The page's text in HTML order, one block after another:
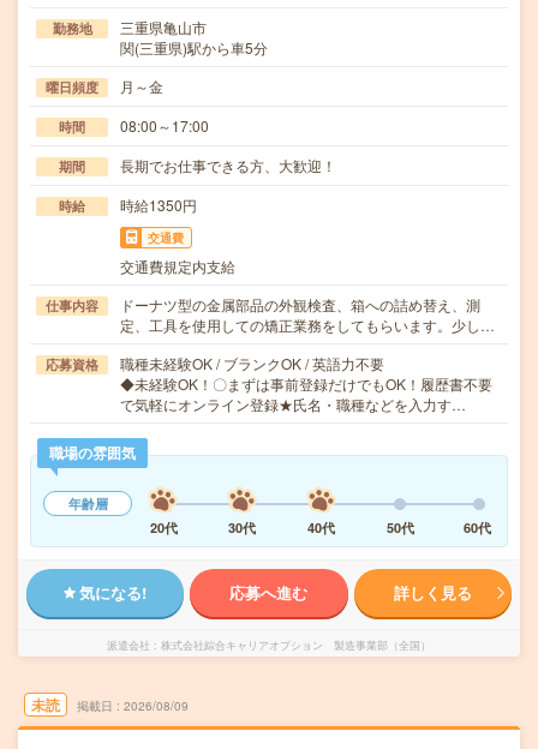
勤務地
三重県亀山市
関(三重県)駅から車5分
曜日頻度 月～金
時間 08:00～17:00
期間 長期でお仕事できる方、大歓迎！
時給 時給1350円
交通費
交通費規定内支給
仕事内容
ドーナツ型の金属部品の外観検査、箱への詰め替え、測
定、工具を使用しての矯正業務をしてもらいます。少し…
応募資格
職種未経験OK / ブランクOK / 英語力不要
◆未経験OK！〇まずは事前登録だけでもOK！履歴書不要
で気軽にオンライン登録★氏名・職種などを入力す…
職場の雰囲気
年齢層
20代
30代 40代 50代 60代
気になる! 応募へ進む 詳しく見る
派遣会社 株式会社綜合キャリアオプション 製造事業部（全国）
未読 掲載日 2026/08/09